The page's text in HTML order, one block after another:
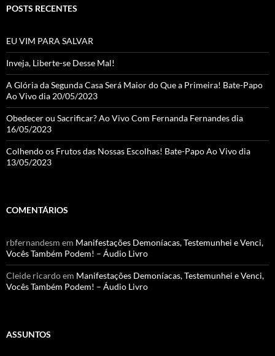
el
POSTS RECENTES
EU VIM PARA SALVAR
Inveja, Liberte-se Desse Mal!
A Glória da Segunda Casa Será Maior do Que a Primeira! Bate-Papo
Ao Vivo dia 20/05/2023
Obedecer ou Sacrificar? Ao Vivo Com Fernanda Fernandes dia
16/05/2023
Colhendo os Frutos das Nossas Escolhas! Bate-Papo Ao Vivo dia
13/05/2023
COMENTÁRIOS
rbfernandesm em Manifestações Demoníacas, Testemunhei e Venci,
Vocês Também Podem! – Áudio Livro
Cleide ricardoem Manifestações Demoníacas, Testemunhei e Venci,
Vocês Também Podem! – Áudio Livro
ASSUNTOS